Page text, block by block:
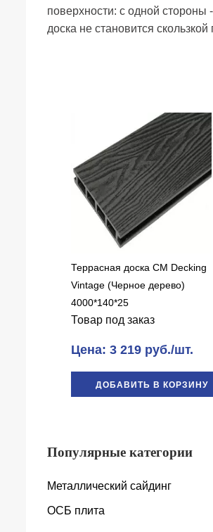
поверхности: с одной стороны
доска не становится
Террасная доска CM Decking
Vintage (Черное дерево)
4000*140*25
Товар под заказ
Цена: 3 219 руб./шт.
ДОБАВИТЬ В КОРЗИНУ
Популярные категории
Металлический сайдинг
ОСБ плита